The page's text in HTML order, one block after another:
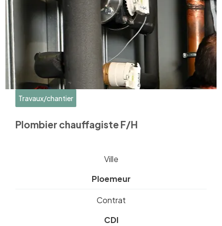
Travaux/chantier
Plombier chauffagiste F/H
Ville
Ploemeur
Contrat
CDI